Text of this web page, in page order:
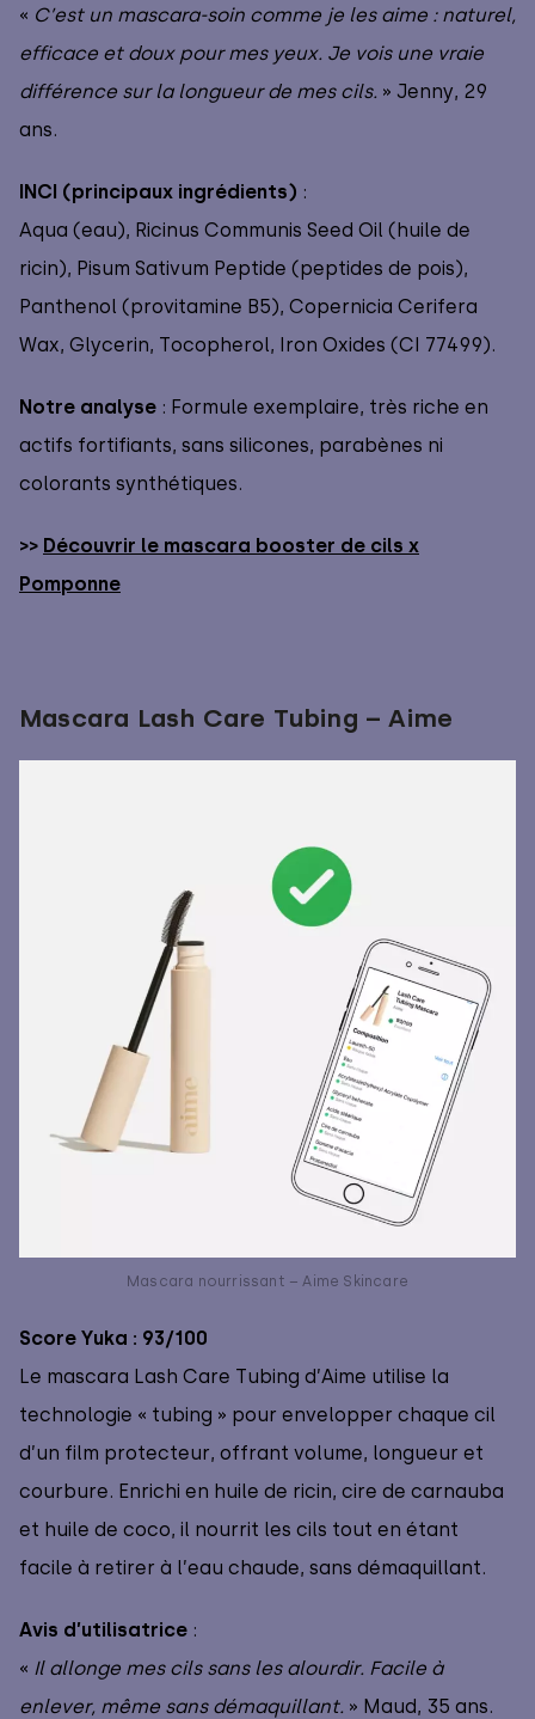
« C’est un mascara-soin comme je les aime : naturel,
efficace et doux pour mes yeux. Je vois une vraie
différence sur la longueur de mes cils. » Jenny, 29
ans.
INCI (principaux ingrédients) :
Aqua (eau), Ricinus Communis Seed Oil (huile de
ricin), Pisum Sativum Peptide (peptides de pois),
Panthenol (provitamine B5), Copernicia Cerifera
Wax, Glycerin, Tocopherol, Iron Oxides (CI 77499).
Notre analyse : Formule exemplaire, très riche en
actifs fortifiants, sans silicones, parabènes ni
colorants synthétiques.
>> Découvrir le mascara booster de cils x
Pomponne
Mascara Lash Care Tubing – Aime
Mascara nourrissant – Aime Skincare
Score Yuka : 93/100
Le mascara Lash Care Tubing d’Aime utilise la
technologie « tubing » pour envelopper chaque cil
d’un film protecteur, offrant volume, longueur et
courbure. Enrichi en huile de ricin, cire de carnauba
et huile de coco, il nourrit les cils tout en étant
facile à retirer à l’eau chaude, sans démaquillant.
Avis d’utilisatrice :
« Il allonge mes cils sans les alourdir. Facile à
enlever, même sans démaquillant. » Maud, 35 ans.